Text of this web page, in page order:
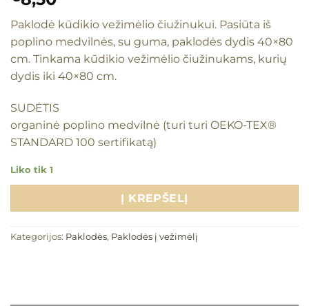
Paklodė kūdikio vežimėlio čiužinukui. Pasiūta iš
poplino medvilnės, su guma, paklodės dydis 40×80
cm. Tinkama kūdikio vežimėlio čiužinukams, kurių
dydis iki 40×80 cm.
SUDĖTIS
organinė poplino medvilnė (turi turi OEKO-TEX®
STANDARD 100 sertifikatą)
Liko tik 1
Į KREPŠELĮ
Kategorijos: Paklodės, Paklodės į vežimėlį